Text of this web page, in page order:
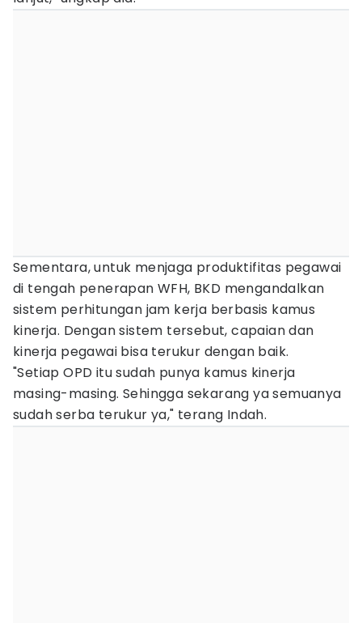
Sementara, untuk menjaga produktifitas pegawai
di tengah penerapan WFH, BKD mengandalkan
sistem perhitungan jam kerja berbasis kamus
kinerja. Dengan sistem tersebut, capaian dan
kinerja pegawai bisa terukur dengan baik.
"Setiap OPD itu sudah punya kamus kinerja
masing-masing. Sehingga sekarang ya semuanya
sudah serba terukur ya," terang Indah.